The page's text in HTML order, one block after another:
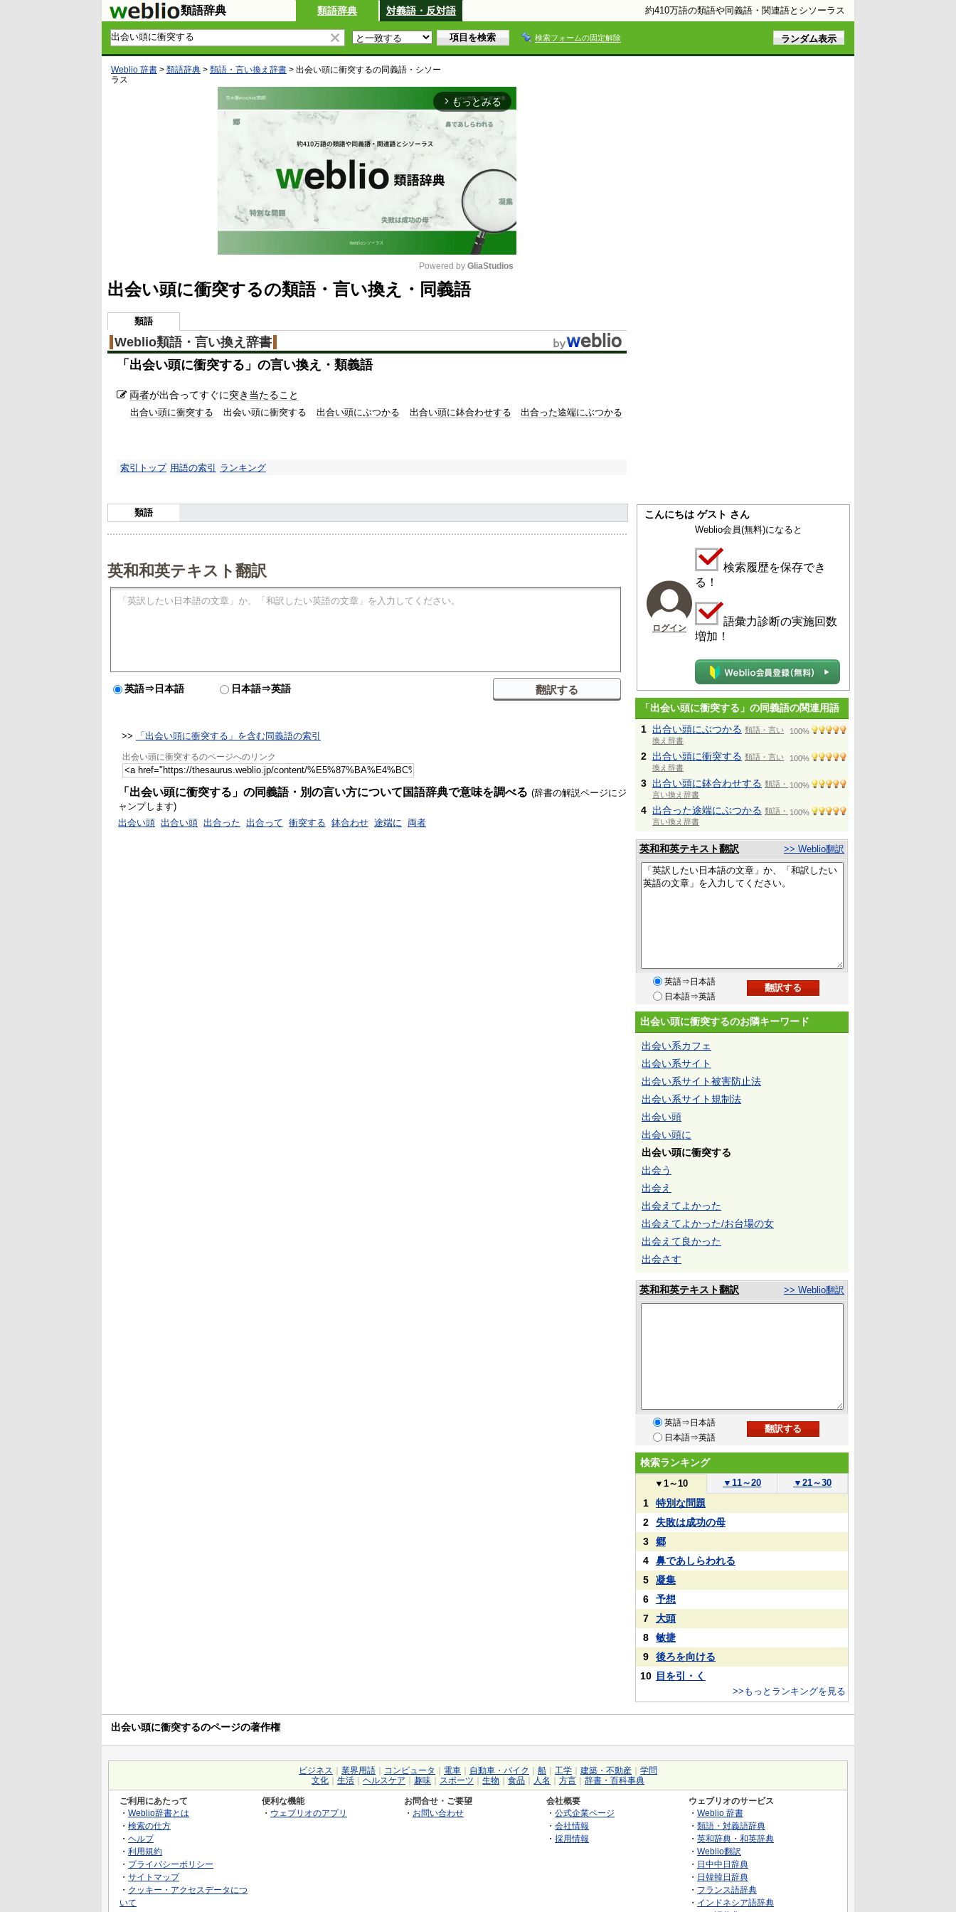
類語辞典 類語辞典 対義語・反対語 約410万語の類語や同義語・関連語とシソーラス
検索フォームの固定解除
Weblio 辞書 > 類語辞典 > 類語・言い換え辞書 > 出会い頭に衝突するの同義語・シソー
ラス
arrow_forward_ios もっとみる
Powered by GliaStudios
出会い頭に衝突するの類語・言い換え・同義語
類語
Weblio類語・言い換え辞書
「 出会い頭に衝突する 」の言い換え・類義語
両者が出合ってすぐに突き 当たること
出合い頭に衝突する 出会い頭に衝突する 出合い頭にぶつかる 出合い頭に鉢合わせする 出合った途端にぶつかる
索引トップ 用語の索引 ランキング
類語
英和和英テキスト翻訳
英語⇒日本語 日本語⇒英語
>> 「出会い頭に衝突する」を含む同義語の索引
出会い頭に衝突するのページへのリンク
「出会い頭に衝突する」の同義語・別の言い方について国語辞典で意味を調べる (辞書の解説ページにジ
ャンプします)
出会い頭 出合い頭 出合った 出合って 衝突する 鉢合わせ 途端に 両者
こんにちは ゲスト さん
ログイン
Weblio会員(無料)になると
検索履歴を保存でき
る！
語彙力診断の実施回数
増加！
「出会い頭に衝突する」の同義語の関連用語
1 出合い頭にぶつかる 類語・言い
換え辞書
100%
2 出合い頭に衝突する 類語・言い
換え辞書
100%
3 出合い頭に鉢合わせする 類語・
言い換え辞書
100%
4 出合った途端にぶつかる 類語・
言い換え辞書
100%
英和和英テキスト翻訳 >> Weblio翻訳
英語⇒日本語
日本語⇒英語
出会い頭に衝突するのお隣キーワード
出会い系カフェ
出会い系サイト
出会い系サイト被害防止法
出会い系サイト規制法
出会い頭
出会い頭に
出会い頭に衝突する
出会う
出会え
出会えてよかった
出会えてよかった/お台場の女
出会えて良かった
出会さす
英和和英テキスト翻訳 >> Weblio翻訳
英語⇒日本語
日本語⇒英語
検索ランキング
▼ 1～10 ▼ 11～20 ▼ 21～30
1
特別な問題
2
失敗は成功の母
3
郷
4
鼻であしらわれる
5
凝集
6
予想
7
大頭
8
敏捷
9
後ろを向ける
10 目を引・く
>>もっとランキングを見る
出会い頭に衝突するのページの著作権
ビジネス 業界用語 コンピュータ 電車 自動車・バイク 船 工学 建築・不動産
学問
文化
生活 ヘルスケア 趣味 スポーツ 生物 食品 人名 方言 辞書・百科事典
ご利用にあたって
・ Weblio辞書とは
・ 検索の仕方
・ ヘルプ
・ 利用規約
・ プライバシーポリシー
・ サイトマップ
・ クッキー・アクセスデータにつ
いて
便利な機能
・ ウェブリオのアプリ
お問合せ・ご要望
・ お問い合わせ
会社概要
・ 公式企業ページ
・ 会社情報
・ 採用情報
ウェブリオのサービス
・ Weblio 辞書
・ 類語・対義語辞典
・ 英和辞典・和英辞典
・ Weblio翻訳
・ 日中中日辞典
・ 日韓韓日辞典
・ フランス語辞典
・ インドネシア語辞典